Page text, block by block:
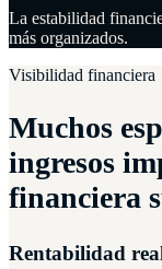
La estabilidad
más organizados.
Visibilidad financiera
Muchos
ingresos
financiera
Rentabilidad